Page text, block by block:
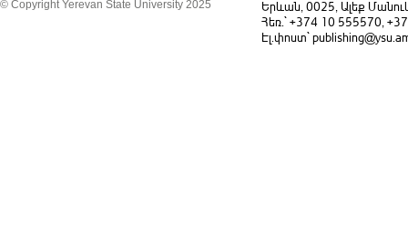
© Copyright Yerevan State University 2025
Երևան, 0025, Ալեք
Հեռ.` +374 10 555570,
Էլ.փոստ`